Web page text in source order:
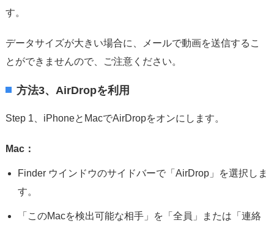
す。
データサイズが大きい場合に、メールで動画を送信するこ
とができませんので、ご注意ください。
方法3、AirDropを利用
Step 1、iPhoneとMacでAirDropをオンにします。
Mac：
Finder ウインドウのサイドバーで「AirDrop」を選択しま
す。
「このMacを検出可能な相手」を「全員」または「連絡